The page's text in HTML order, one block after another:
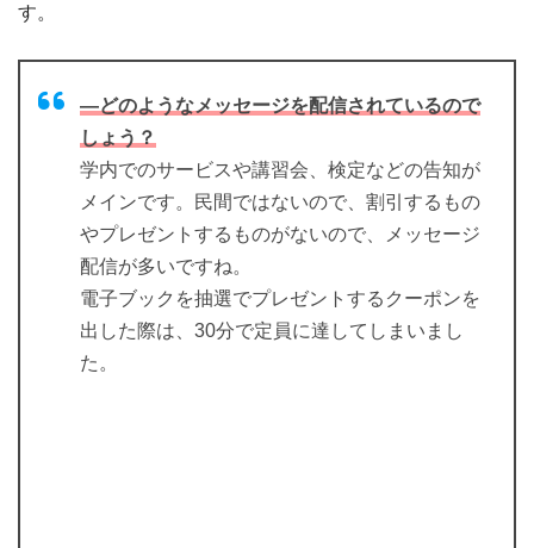
す。
―どのようなメッセージを配信されているので
しょう？
学内でのサービスや講習会、検定などの告知が
メインです。民間ではないので、割引するもの
やプレゼントするものがないので、メッセージ
配信が多いですね。
電子ブックを抽選でプレゼントするクーポンを
出した際は、30分で定員に達してしまいまし
た。